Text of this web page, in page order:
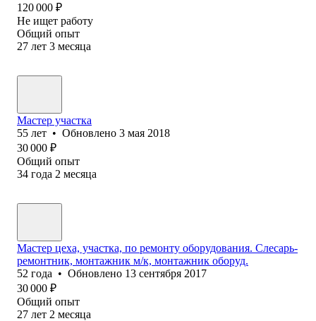
120 000 ₽
Не ищет работу
Общий опыт
27 лет 3 месяца
Мастер участка
55 лет • Обновлено 3 мая 2018
30 000 ₽
Общий опыт
34 года 2 месяца
Мастер цеха, участка, по ремонту оборудования. Слесарь-
ремонтник, монтажник м/к, монтажник оборуд.
52 года • Обновлено 13 сентября 2017
30 000 ₽
Общий опыт
27 лет 2 месяца